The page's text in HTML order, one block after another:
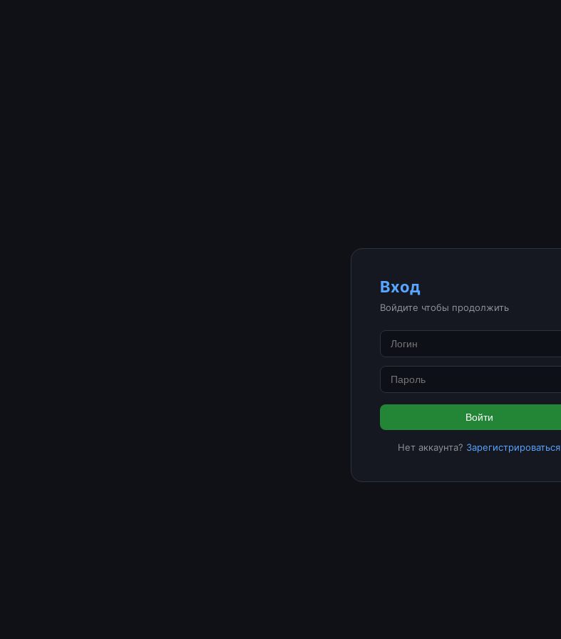
Вход
Войдите чтобы продолжить
Войти
Нет аккаунта? Зарегистрироваться